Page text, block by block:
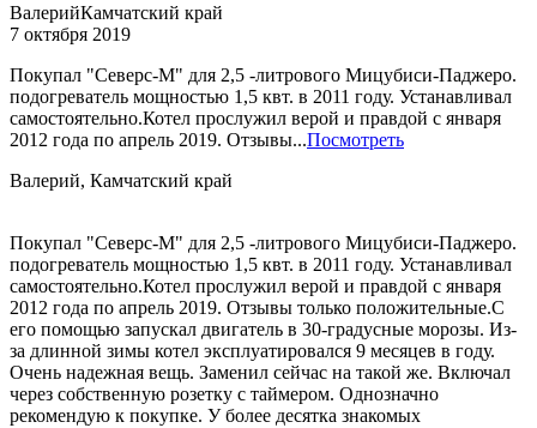
ВалерийКамчатский край
7 октября 2019
Покупал "Северс-М" для 2,5 -литрового Мицубиси-Паджеро.
подогреватель мощностью 1,5 квт. в 2011 году. Устанавливал
самостоятельно.Котел прослужил верой и правдой с января
2012 года по апрель 2019. Отзывы...Посмотреть
Валерий, Камчатский край
Покупал "Северс-М" для 2,5 -литрового Мицубиси-Паджеро.
подогреватель мощностью 1,5 квт. в 2011 году. Устанавливал
самостоятельно.Котел прослужил верой и правдой с января
2012 года по апрель 2019. Отзывы только положительные.С
его помощью запускал двигатель в 30-градусные морозы. Из-
за длинной зимы котел эксплуатировался 9 месяцев в году.
Очень надежная вещь. Заменил сейчас на такой же. Включал
через собственную розетку с таймером. Однозначно
рекомендую к покупке. У более десятка знакомых